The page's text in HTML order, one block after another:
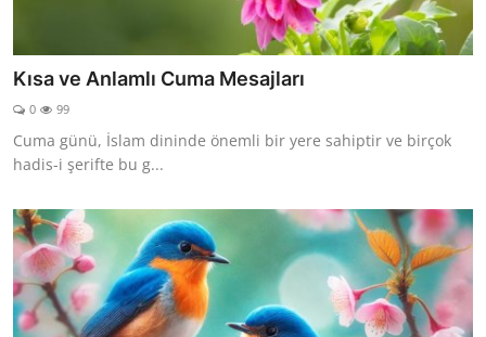
Kısa ve Anlamlı Cuma Mesajları
0 99
Cuma günü, İslam dininde önemli bir yere sahiptir ve birçok
hadis-i şerifte bu g...